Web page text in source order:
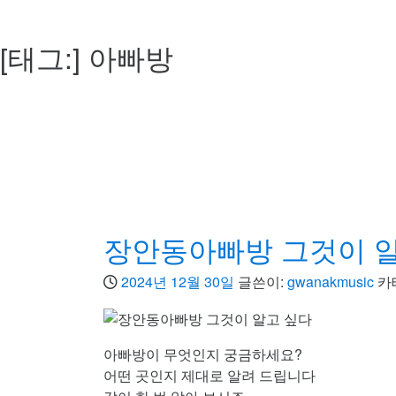
[태그:] 아빠방
장안동아빠방 그것이
2024년 12월 30일 글쓴이: gwanakmusic 카
아빠방이 무엇인지 궁금하세요?
어떤 곳인지 제대로 알려 드립니다